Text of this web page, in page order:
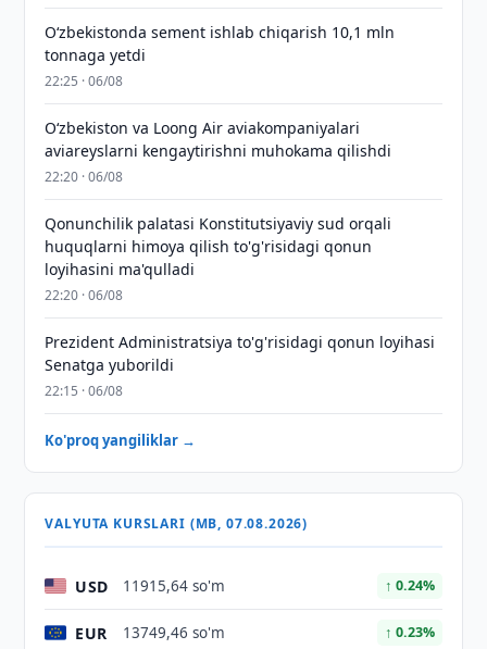
O‘zbekistonda sement ishlab chiqarish 10,1 mln
tonnaga yetdi
22:25 · 06/08
Oʻzbekiston va Loong Air aviakompaniyalari
aviareyslarni kengaytirishni muhokama qilishdi
22:20 · 06/08
Qonunchilik palatasi Konstitutsiyaviy sud orqali
huquqlarni himoya qilish to'g'risidagi qonun
loyihasini ma'qulladi
22:20 · 06/08
Prezident Administratsiya to'g'risidagi qonun loyihasi
Senatga yuborildi
22:15 · 06/08
Ko'proq yangiliklar →
VALYUTA KURSLARI (MB, 07.08.2026)
USD 11915,64 so'm ↑ 0.24%
EUR 13749,46 so'm ↑ 0.23%